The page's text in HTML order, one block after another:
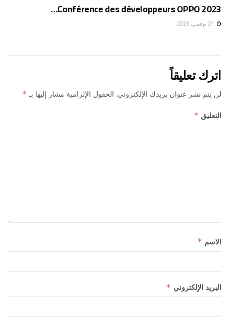
Conférence des développeurs OPPO 2023…
اترك تعليقاً
لن يتم نشر عنوان بريدك الإلكتروني. الحقول الإلزامية مشار إليها بـ *
التعليق *
الاسم *
البريد الإلكتروني *